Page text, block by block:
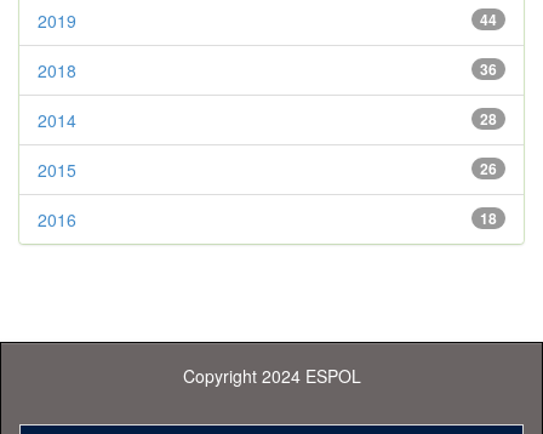
44
2019
36
2018
28
2014
26
2015
18
2016
Copyright 2024 ESPOL